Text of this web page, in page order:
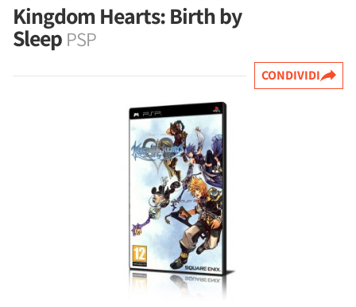
Kingdom Hearts: Birth by
Sleep PSP
CONDIVIDI